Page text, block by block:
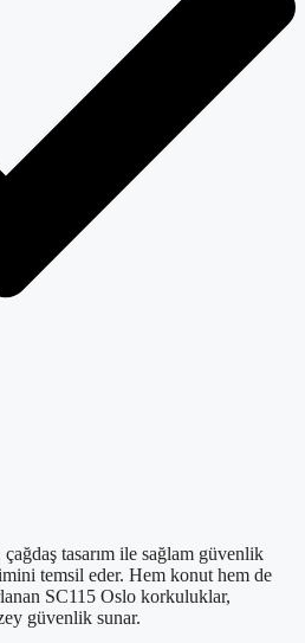
tasarım ile sağlam güvenlik
temsil eder. Hem konut hem de
SC115 Oslo korkuluklar,
güvenlik sunar.